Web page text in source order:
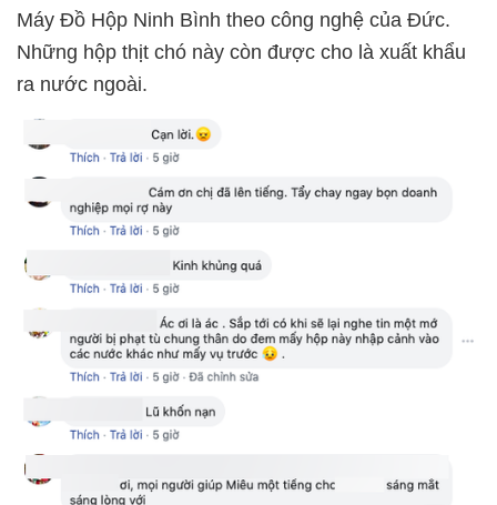
Máy Đồ Hộp Ninh Bình theo công nghệ của Đức.
Những hộp thịt chó này còn được cho là xuất khẩu
ra nước ngoài.